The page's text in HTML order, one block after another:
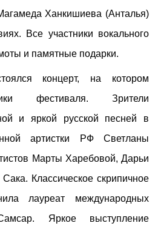
Ханкишиева (Анталья)
Все участники вокального
и памятные подарки.
концерт, на котором
фестиваля. Зрители
и яркой русской песней в
артистки РФ Светланы
Марты Харебовой, Дарьи
Классическое скрипичное
лауреат международных
Яркое выступление